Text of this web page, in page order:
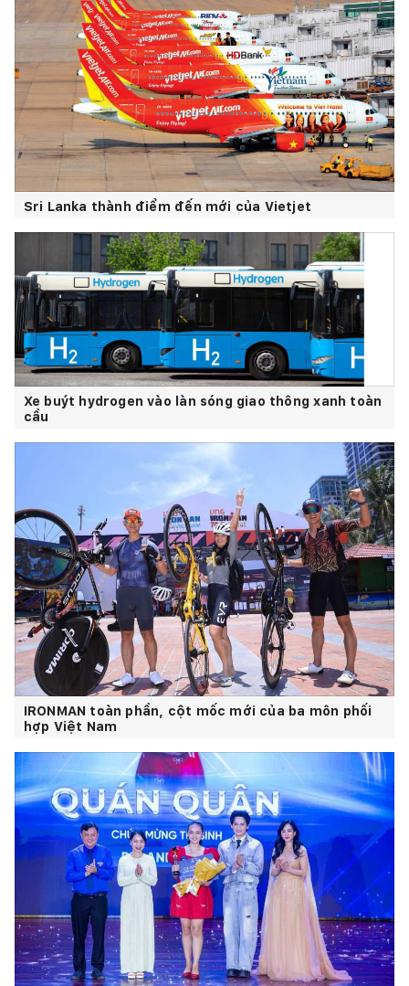
Sri Lanka thành điểm đến mới của Vietjet
Xe buýt hydrogen vào làn sóng giao thông xanh toàn
cầu
IRONMAN toàn phần, cột mốc mới của ba môn phối
hợp Việt Nam